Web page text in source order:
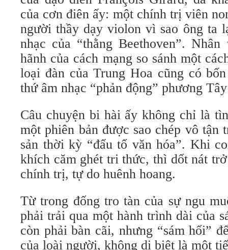
của cơn điên ấy: một chính trị viên
người thầy dạy violon vì sao ông ta
nhạc của “thằng Beethoven”.
hãnh của cách mạng so sánh một
loại đàn của Trung Hoa cũng có
thứ âm nhạc “phản động” phương
Câu chuyện bi hài ấy không chỉ là
một phiên bản được sao chép vô tận
sản thời kỳ “đấu tố văn hóa”. Khi
khích căm ghét tri thức, thì dốt nát
chính trị, tự do huênh hoang.
Từ trong đống tro tàn của sự ngu
phải trải qua một hành trình dài của
còn phải bàn cãi, nhưng “sám hối”
của loài người, không dị biệt là một